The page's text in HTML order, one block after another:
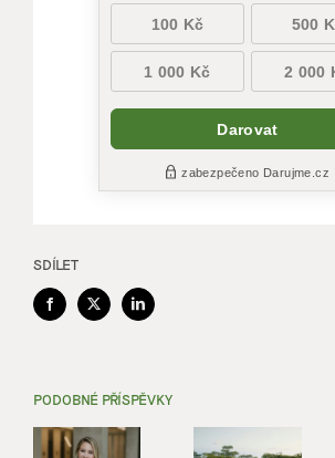
SDÍLET
Facebook
X LinkedIn
PODOBNÉ PŘÍSPĚVKY